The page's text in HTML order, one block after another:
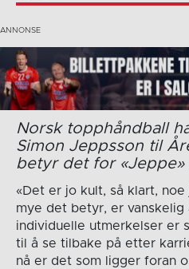
Norsk topphåndball
Simon Jeppsson til
betyr det for «Jeppe»
«Det er jo kult, så klart,
mye det betyr, er vanskelig
individuelle utmerkelser er
til å se tilbake på etter
nå er det som ligger foran